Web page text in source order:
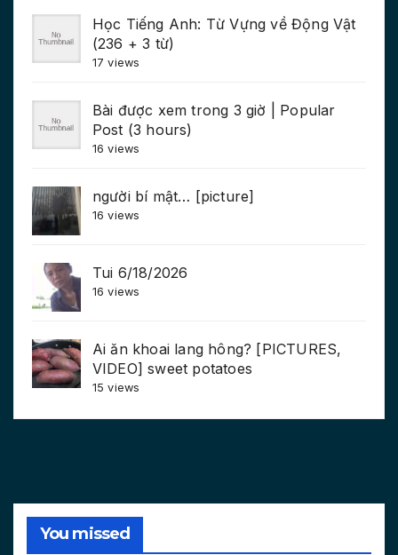
Học Tiếng Anh: Từ Vựng về Động Vật
(236 + 3 từ)
17 views
Bài được xem trong 3 giờ | Popular
Post (3 hours)
16 views
người bí mật… [picture]
16 views
Tui 6/18/2026
16 views
Ai ăn khoai lang hông? [PICTURES,
VIDEO] sweet potatoes
15 views
You missed